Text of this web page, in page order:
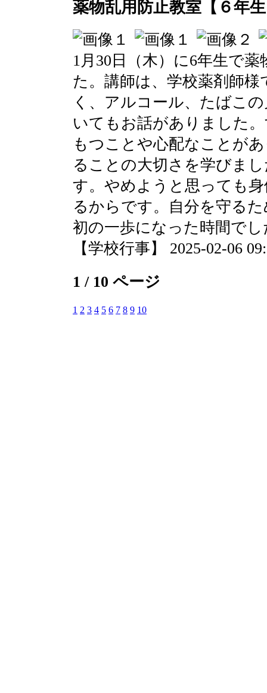
薬物乱用防止教室【６年
1月30日（木）に6年生で
た。講師は、学校薬剤師
く、アルコール、たばこ
いてもお話がありました
もつことや心配なことが
ることの大切さを学びま
す。やめようと思っても
るからです。自分を守る
初の一歩になった時間でし
【学校行事】 2025-02-06
1 / 10 ページ
1 2 3 4 5 6 7 8 9 10